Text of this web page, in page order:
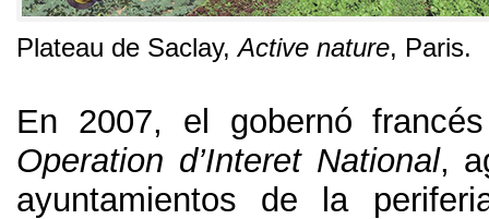
Plateau de Saclay,Active nature, Paris.
En 2007, el gobernó
Operation d’Interet National,
ayuntamientos de la